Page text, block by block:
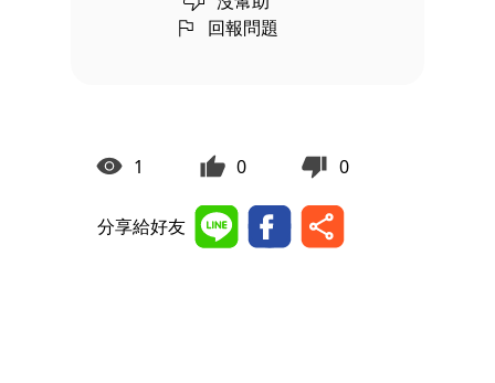
回報問題
1 0 0
分享給好友